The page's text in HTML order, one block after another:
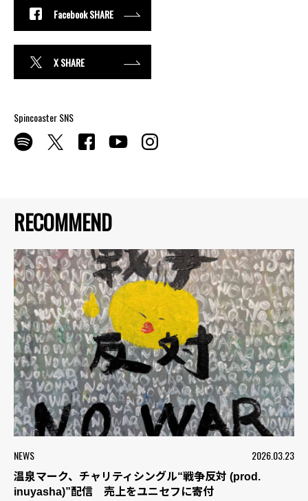
RECOMMEND
NEWS 2026.03.23
温泉マーク、チャリティシングル“戦争反対 (prod.
inuyasha)”配信 売上をユニセフに寄付
Facebook SHARE
X SHARE
Spincoaster SNS